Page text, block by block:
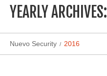
YEARLY ARCHIVES:
Nuevo Security 2016